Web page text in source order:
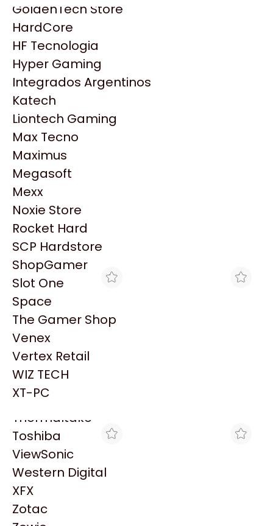
HP
HyperX
INNO3D
Intel
Kingston
Lenovo
Logitech
MSI
NVIDIA GeForce
NZXT
PNY
Palit
Philips
PowerColor
Razer
Redragon
Samsung
Sandisk
Sapphire
Seagate
Sentey
Solarmax
Thermaltake
Toshiba
ViewSonic
Western Digital
XFX
Zotac
GoldenTech Store
HardCore
HF Tecnologia
Hyper Gaming
Integrados Argentinos
Katech
Liontech Gaming
Max Tecno
Maximus
Megasoft
Mexx
Noxie Store
Rocket Hard
SCP Hardstore
ShopGamer
Slot One
Space
The Gamer Shop
Venex
Vertex Retail
WIZ TECH
XT-PC
Productos
Similares
Explorá más productos similares
BRACATECH
WATER COOLER CM
CORE II ARGB PWM
$119.964